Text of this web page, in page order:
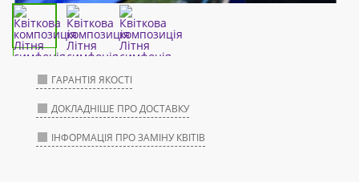
ГАРАНТІЯ ЯКОСТІ
ДОКЛАДНІШЕ ПРО ДОСТАВКУ
ІНФОРМАЦІЯ ПРО ЗАМІНУ КВІТІВ